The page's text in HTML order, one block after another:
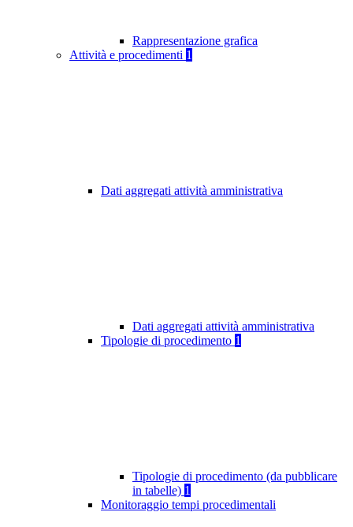
Rappresentazione grafica
Attività e procedimenti 1
Dati aggregati attività amministrativa
Dati aggregati attività amministrativa
Tipologie di procedimento 1
Tipologie di procedimento (da pubblicare
in tabelle) 1
Monitoraggio tempi procedimentali